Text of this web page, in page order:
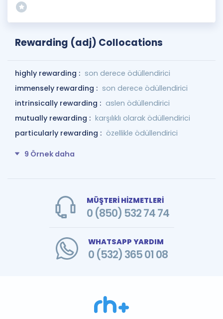
Rewarding (adj) Collocations
highly rewarding : son derece ödüllendirici
immensely rewarding : son derece ödüllendirici
intrinsically rewarding : aslen ödüllendirici
mutually rewarding : karşılıklı olarak ödüllendirici
particularly rewarding : özellikle ödüllendirici
9 Örnek daha
MÜŞTERİ HİZMETLERİ
0 (850) 532 74 74
WHATSAPP YARDIM
0 (532) 365 01 08